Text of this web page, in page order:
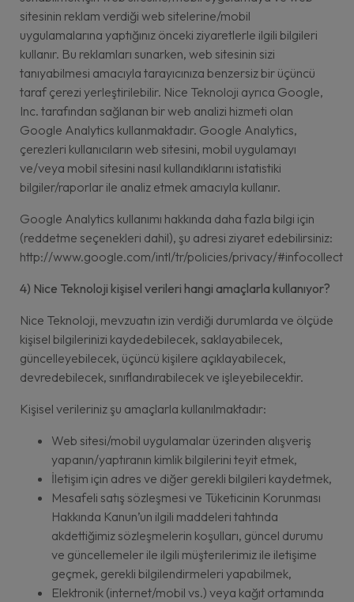
sitesinin reklam verdiği web sitelerine/mobil
uygulamalarına yaptığınız önceki ziyaretlerle ilgili bilgileri
kullanır. Bu reklamları sunarken, web sitesinin sizi
tanıyabilmesi amacıyla tarayıcınıza benzersiz bir üçüncü
taraf çerezi yerleştirilebilir. Nice Teknoloji ayrıca Google,
Inc. tarafından sağlanan bir web analizi hizmeti olan
Google Analytics kullanmaktadır. Google Analytics,
çerezleri kullanıcıların web sitesini, mobil uygulamayı
ve/veya mobil sitesini nasıl kullandıklarını istatistiki
bilgiler/raporlar ile analiz etmek amacıyla kullanır.
Google Analytics kullanımı hakkında daha fazla bilgi için
(reddetme seçenekleri dahil), şu adresi ziyaret edebilirsiniz:
http://www.google.com/intl/tr/policies/privacy/#infocollect
4) Nice Teknoloji kişisel verileri hangi amaçlarla kullanıyor?
Nice Teknoloji, mevzuatın izin verdiği durumlarda ve ölçüde
kişisel bilgilerinizi kaydedebilecek, saklayabilecek,
güncelleyebilecek, üçüncü kişilere açıklayabilecek,
devredebilecek, sınıflandırabilecek ve işleyebilecektir.
Kişisel verileriniz şu amaçlarla kullanılmaktadır:
Web sitesi/mobil uygulamalar üzerinden alışveriş
yapanın/yaptıranın kimlik bilgilerini teyit etmek,
İletişim için adres ve diğer gerekli bilgileri kaydetmek,
Mesafeli satış sözleşmesi ve Tüketicinin Korunması
Hakkında Kanun’un ilgili maddeleri tahtında
akdettiğimiz sözleşmelerin koşulları, güncel durumu
ve güncellemeler ile ilgili müşterilerimiz ile iletişime
geçmek, gerekli bilgilendirmeleri yapabilmek,
Elektronik (internet/mobil vs.) veya kağıt ortamında